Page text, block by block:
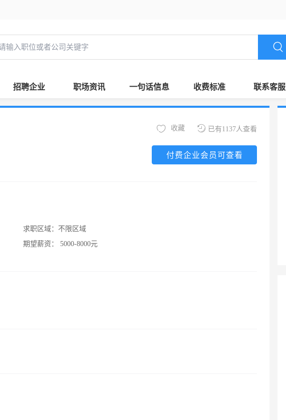
招聘企业 职场资讯 一句话信息 收费标准 联系客服
已有1137人查看
收藏
付费企业会员可查看
求职区域： 不限区域
期望薪资：
5000-8000元